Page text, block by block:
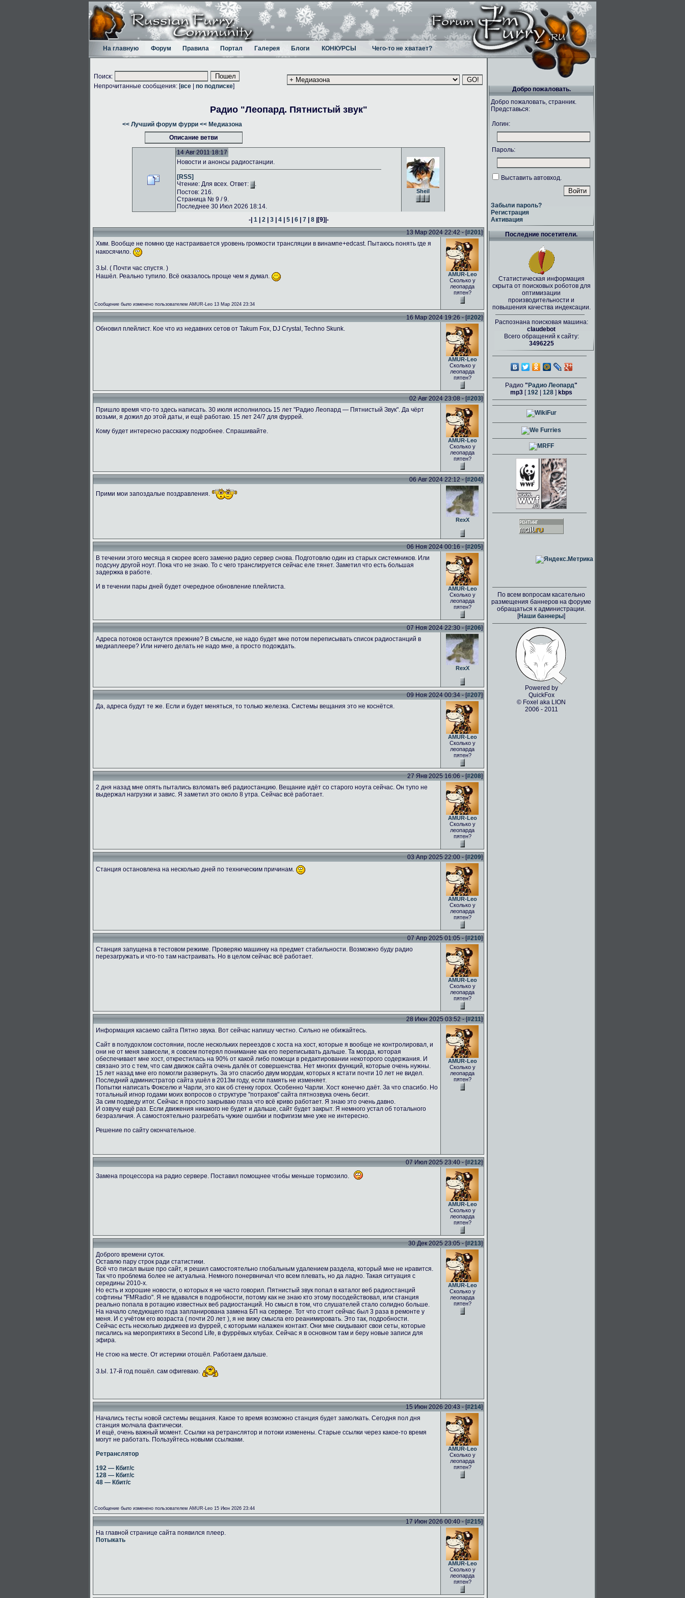
На главную Форум Правила Портал Галерея Блоги КОНКУРСЫ Чего-то не хватает?
Поиск:
Непрочитанные сообщения: [все по подписке]
Радио "Леопард. Пятнистый звук"
<< Лучший форум фурри << Медиазона
Описание ветви
14 Авг 2011 18:17
Sheil
Новости и анонсы радиостанции.
[RSS]
Чтение: Для всех. Ответ:
.
Постов: 216.
Страница № 9 / 9.
Последнее 30 Июл 2026 18:14.
-| 1| 2| 3| 4| 5| 6| 7| 8|[9]|-
13 Мар 2024 22:42 - [#201]
Хмм. Вообще не помню где настраивается уровень громкости трансляции в винампе+edcast. Пытаюсь понять где я
накосячило.
З.Ы. ( Почти час спустя. )
Нашёл. Реально тупило. Всё оказалось проще чем я думал.
Сообщение было изменено пользователем AMUR-Leo 13 Мар 2024 23:34
AMUR-Leo
Сколько у
леопарда
пятен?
16 Мар 2024 19:26 - [#202]
Обновил плейлист. Кое что из недавних сетов от Takum Fox, DJ Crystal, Techno Skunk.
AMUR-Leo
Сколько у
леопарда
пятен?
02 Авг 2024 23:08 - [#203]
Пришло время что-то здесь написать. 30 июля исполнилось 15 лет "Радио Леопард — Пятнистый Звук". Да чёрт
возьми, я дожил до этой даты, и ещё работаю. 15 лет 24/7 для фуррей.
Кому будет интересно расскажу подробнее. Спрашивайте.
AMUR-Leo
Сколько у
леопарда
пятен?
06 Авг 2024 22:12 - [#204]
Прими мои запоздалые поздравления.
RexX
06 Ноя 2024 00:16 - [#205]
В течении этого месяца я скорее всего заменю радио сервер снова. Подготовлю один из старых системников. Или
подсуну другой ноут. Пока что не знаю. То с чего транслируется сейчас еле тянет. Заметил что есть большая
задержка в работе.
И в течении пары дней будет очередное обновление плейлиста.
AMUR-Leo
Сколько у
леопарда
пятен?
07 Ноя 2024 22:30 - [#206]
Адреса потоков останутся прежние? В смысле, не надо будет мне потом переписывать список радиостанций в
медиаплеере? Или ничего делать не надо мне, а просто подождать.
RexX
09 Ноя 2024 00:34 - [#207]
Да, адреса будут те же. Если и будет меняться, то только железка. Системы вещания это не коснётся.
AMUR-Leo
Сколько у
леопарда
пятен?
27 Янв 2025 16:06 - [#208]
2 дня назад мне опять пытались взломать веб радиостанцию. Вещание идёт со старого ноута сейчас. Он тупо не
выдержал нагрузки и завис. Я заметил это около 8 утра. Сейчас всё работает.
AMUR-Leo
Сколько у
леопарда
пятен?
03 Апр 2025 22:00 - [#209]
Станция остановлена на несколько дней по техническим причинам.
AMUR-Leo
Сколько у
леопарда
пятен?
07 Апр 2025 01:05 - [#210]
Станция запущена в тестовом режиме. Проверяю машинку на предмет стабильности. Возможно буду радио
перезагружать и что-то там настраивать. Но в целом сейчас всё работает.
AMUR-Leo
Сколько у
леопарда
пятен?
28 Июн 2025 03:52 - [#211]
Информация касаемо сайта Пятно звука. Вот сейчас напишу честно. Сильно не обижайтесь.
Сайт в полудохлом состоянии, после нескольких переездов с хоста на хост, которые я вообще не контролировал, и
они не от меня зависели, я совсем потерял понимание как его переписывать дальше. Та морда, которая
обеспечивает мне хост, открестилась на 90% от какой либо помощи в редактировании некоторого содержания. И
связано это с тем, что сам движок сайта очень далёк от совершенства. Нет многих функций, которые очень нужны.
15 лет назад мне его помогли развернуть. За это спасибо двум мордам, которых я кстати почти 10 лет не видел.
Последний администратор сайта ушёл в 2013м году, если память не изменяет.
Попытки написать Фокселю и Чарли, это как об стенку горох. Особенно Чарли. Хост конечно даёт. За что спасибо. Но
тотальный игнор годами моих вопросов о структуре "потрахов" сайта пятнозвука очень бесит.
За сим подведу итог. Сейчас я просто закрываю глаза что всё криво работает. Я знаю это очень давно.
И озвучу ещё раз. Если движения никакого не будет и дальше, сайт будет закрыт. Я немного устал об тотального
безразличия. А самостоятельно разгребать чужие ошибки и пофигизм мне уже не интересно.
Решение по сайту окончательное.
AMUR-Leo
Сколько у
леопарда
пятен?
07 Июл 2025 23:40 - [#212]
Замена процессора на радио сервере. Поставил помощнее чтобы меньше тормозило.
AMUR-Leo
Сколько у
леопарда
пятен?
30 Дек 2025 23:05 - [#213]
Доброго времени суток.
Оставлю пару строк ради статистики.
Всё что писал выше про сайт, я решил самостоятельно глобальным удалением раздела, который мне не нравится.
Так что проблема более не актуальна. Немного понервничал что всем плевать, но да ладно. Такая ситуация с
середины 2010-х.
Но есть и хорошие новости, о которых я не часто говорил. Пятнистый звук попал в каталог веб радиостанций
софтины "FMRadio". Я не вдавался в подробности, потому как не знаю кто этому посодействовал, или станция
реально попала в ротацию известных веб радиостанций. Но смысл в том, что слушателей стало солидно больше.
На начало следующего года запланирована замена БП на сервере. Тот что стоит сейчас был 3 раза в ремонте у
меня. И с учётом его возраста ( почти 20 лет ), я не вижу смысла его реанимировать. Это так, подробности.
Сейчас есть несколько диджеев из фуррей, с которыми налажен контакт. Они мне скидывают свои сеты, которые
писались на мероприятиях в Second Life, в фуррёвых клубах. Сейчас я в основном там и беру новые записи для
эфира.
Не стою на месте. От истерики отошёл. Работаем дальше.
З.Ы. 17-й год пошёл. сам офигеваю.
AMUR-Leo
Сколько у
леопарда
пятен?
15 Июн 2026 20:43 - [#214]
Начались тесты новой системы вещания. Какое то время возможно станция будет замолкать. Сегодня пол дня
станция молчала фактически.
И ещё, очень важный момент. Ссылки на ретранслятор и потоки изменены. Старые ссылки через какое-то время
могут не работать. Пользуйтесь новыми ссылками.
Ретранслятор
192 — Кбит/с
128 — Кбит/с
48 — Кбит/с
Сообщение было изменено пользователем AMUR-Leo 15 Июн 2026 23:44
AMUR-Leo
Сколько у
леопарда
пятен?
17 Июн 2026 00:40 - [#215]
На главной странице сайта появился плеер.
Потыкать
AMUR-Leo
Сколько у
леопарда
пятен?
Добро пожаловать.
Добро пожаловать, странник.
Представься:
Логин:
Пароль:
Выставить автовход.
Забыли пароль?
Регистрация
Активация
Последние посетители.
Статистическая информация
скрыта от поисковых роботов для
оптимизации
производительности и
повышения качества индексации.
Распознана поисковая машина:
claudebot
Всего обращений к сайту:
3496225
Радио " Радио Леопард"
mp3 [192 128 ] kbps
По всем вопросам касательно
размещения баннеров на форуме
обращаться к администрации.
[Наши баннеры]
Powered by
QuickFox
© Foxel aka LION
2006 - 2011